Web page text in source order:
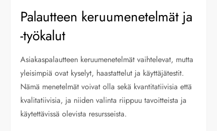
Palautteen keruumenetelmät ja
-työkalut
Asiakaspalautteen keruumenetelmät vaihtelevat, mutta
yleisimpiä ovat kyselyt, haastattelut ja käyttäjätestit.
Nämä menetelmät voivat olla sekä kvantitatiivisia että
kvalitatiivisia, ja niiden valinta riippuu tavoitteista ja
käytettävissä olevista resursseista.